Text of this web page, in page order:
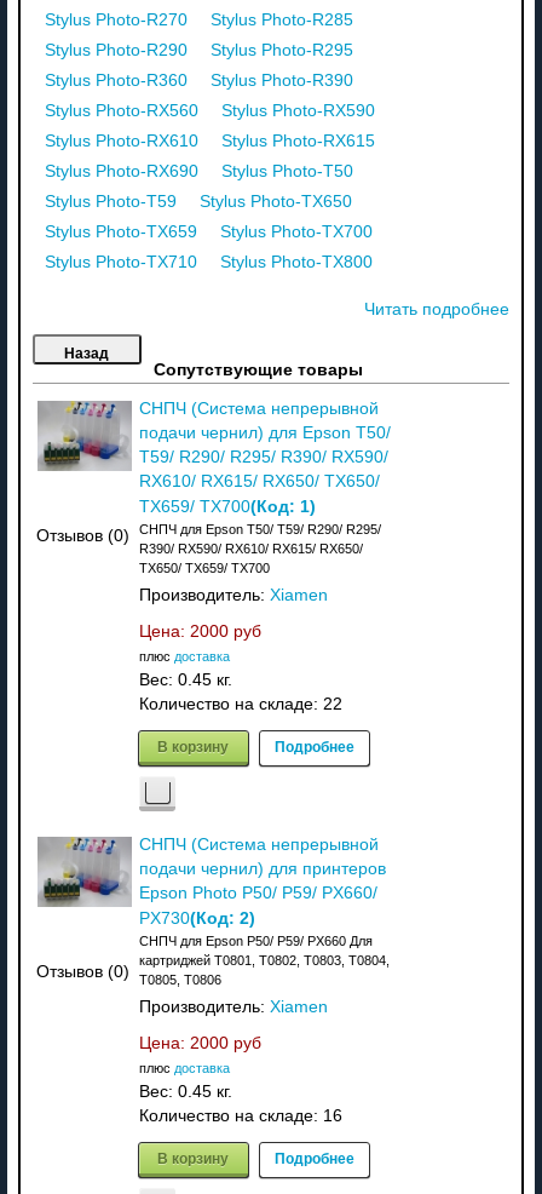
Stylus Photo-R270
Stylus Photo-R285
Stylus Photo-R290
Stylus Photo-R295
Stylus Photo-R360
Stylus Photo-R390
Stylus Photo-RX560
Stylus Photo-RX590
Stylus Photo-RX610
Stylus Photo-RX615
Stylus Photo-RX690
Stylus Photo-T50
Stylus Photo-T59
Stylus Photo-TX650
Stylus Photo-TX659
Stylus Photo-TX700
Stylus Photo-TX710
Stylus Photo-TX800
Читать подробнее
Сопутствующие товары
Отзывов (0)
СНПЧ (Система непрерывной
подачи чернил) для Epson T50/
T59/ R290/ R295/ R390/ RX590/
RX610/ RX615/ RX650/ TX650/
TX659/ TX700(Код: 1)
СНПЧ для Epson T50/ T59/ R290/ R295/
R390/ RX590/ RX610/ RX615/ RX650/
TX650/ TX659/ TX700
Производитель: Xiamen
Цена: 2000 руб
плюс доставка
Вес: 0.45 кг.
Количество на складе: 22
В корзину Подробнее
Отзывов (0)
СНПЧ (Система непрерывной
подачи чернил) для принтеров
Epson Photo P50/ P59/ PX660/
PX730(Код: 2)
СНПЧ для Epson P50/ P59/ PX660 Для
картриджей T0801, T0802, T0803, T0804,
T0805, T0806
Производитель: Xiamen
Цена: 2000 руб
плюс доставка
Вес: 0.45 кг.
Количество на складе: 16
В корзину Подробнее